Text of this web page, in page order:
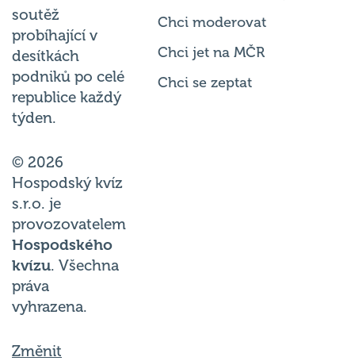
soutěž
probíhající v
desítkách
podniků po celé
republice každý
týden.
© 2026
Hospodský kvíz
s.r.o. je
provozovatelem
Hospodského
kvízu. Všechna
práva
vyhrazena.
Změnit
Chci moderovat
Chci jet na MČR
Chci se zeptat